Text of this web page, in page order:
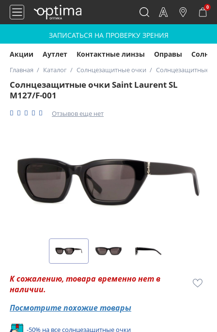
0
ЗАПИСАТЬСЯ НА ПРОВЕРКУ ЗРЕНИЯ
Акции Аутлет Контактные линзы Оправы
Главная Каталог Солнцезащитные очки Солнцезащитные
Солнцезащитные очки Saint Laurent SL
M127/F-001
Отзывов еще нет
К сожалению, товара временно нет в
наличии.
Посмотрите похожие товары
-50% на все солнцезащитные очки